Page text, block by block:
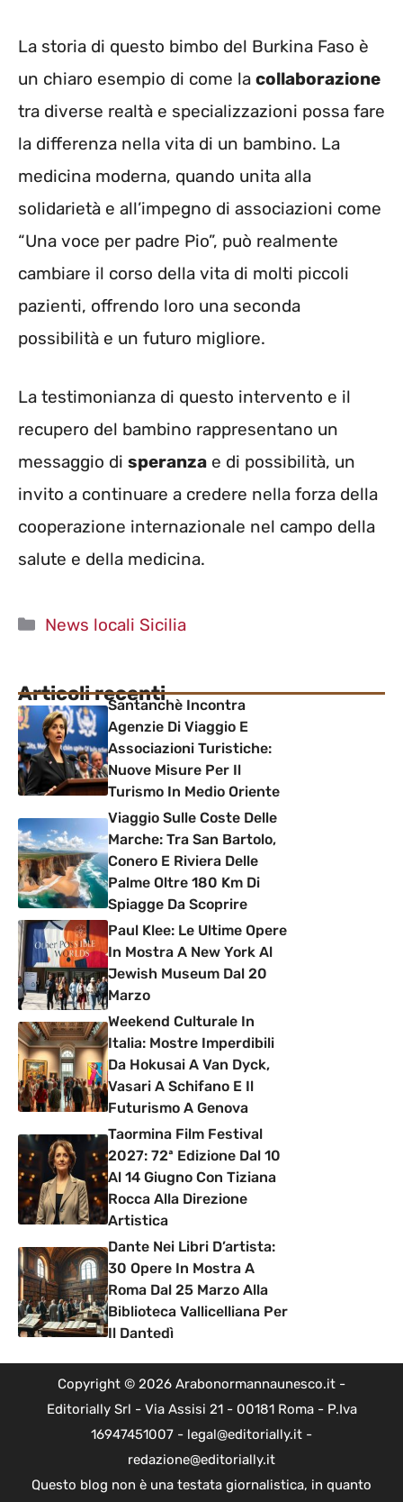
La storia di questo bimbo del Burkina Faso è
un chiaro esempio di come la collaborazione
tra diverse realtà e specializzazioni possa fare
la differenza nella vita di un bambino. La
medicina moderna, quando unita alla
solidarietà e all’impegno di associazioni come
“Una voce per padre Pio”, può realmente
cambiare il corso della vita di molti piccoli
pazienti, offrendo loro una seconda
possibilità e un futuro migliore.
La testimonianza di questo intervento e il
recupero del bambino rappresentano un
messaggio di speranza e di possibilità, un
invito a continuare a credere nella forza della
cooperazione internazionale nel campo della
salute e della medicina.
Categorie
News locali Sicilia
Articoli recentiSantanchè Incontra
Agenzie Di Viaggio E
Associazioni Turistiche:
Nuove Misure Per Il
Turismo In Medio Oriente
Viaggio Sulle Coste Delle
Marche: Tra San Bartolo,
Conero E Riviera Delle
Palme Oltre 180 Km Di
Spiagge Da Scoprire
Paul Klee: Le Ultime Opere
In Mostra A New York Al
Jewish Museum Dal 20
Marzo
Weekend Culturale In
Italia: Mostre Imperdibili
Da Hokusai A Van Dyck,
Vasari A Schifano E Il
Futurismo A Genova
Taormina Film Festival
2027: 72ª Edizione Dal 10
Al 14 Giugno Con Tiziana
Rocca Alla Direzione
Artistica
Dante Nei Libri D’artista:
30 Opere In Mostra A
Roma Dal 25 Marzo Alla
Biblioteca Vallicelliana Per
Il Dantedì
Copyright © 2026 Arabonormannaunesco.it -
Editorially Srl - Via Assisi 21 - 00181 Roma - P.Iva
16947451007 - legal@editorially.it -
redazione@editorially.it
Questo blog non è una testata giornalistica, in quanto